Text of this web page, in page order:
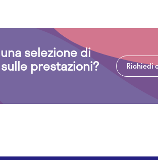
selezione di
prestazioni? Richiedi